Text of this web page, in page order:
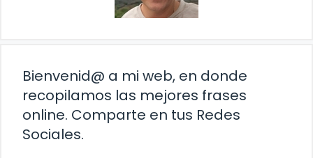
Bienvenid@ a mi web, en donde
recopilamos las mejores frases
online. Comparte en tus Redes
Sociales.